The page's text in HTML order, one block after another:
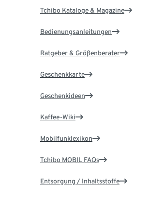
Tchibo Kataloge & Magazine
Bedienungsanleitungen
Ratgeber & Größenberater
Geschenkkarte
Geschenkideen
Kaffee-Wiki
Mobilfunklexikon
Tchibo MOBIL FAQs
Entsorgung / Inhaltsstoffe